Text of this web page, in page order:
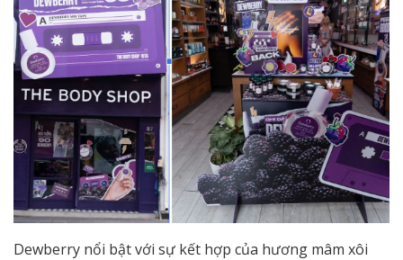
Dewberry nổi bật với sự kết hợp của hương mâm xôi